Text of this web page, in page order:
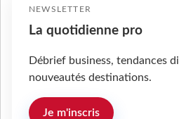
NEWSLETTER
La quotidienne pro
Débrief business, tendances
nouveautés destinations.
Je m'inscris